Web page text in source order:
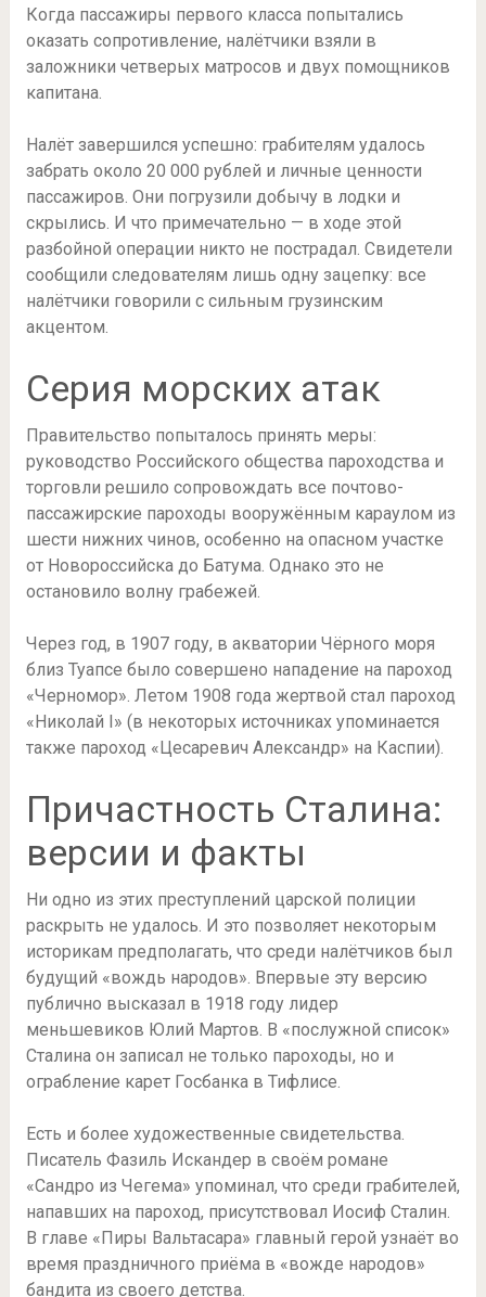
Когда пассажиры первого класса попытались
оказать сопротивление, налётчики взяли в
заложники четверых матросов и двух помощников
капитана.
Налёт завершился успешно: грабителям удалось
забрать около 20 000 рублей и личные ценности
пассажиров. Они погрузили добычу в лодки и
скрылись. И что примечательно — в ходе этой
разбойной операции никто не пострадал. Свидетели
сообщили следователям лишь одну зацепку: все
налётчики говорили с сильным грузинским
акцентом.
Серия морских атак
Правительство попыталось принять меры:
руководство Российского общества пароходства и
торговли решило сопровождать все почтово-
пассажирские пароходы вооружённым караулом из
шести нижних чинов, особенно на опасном участке
от Новороссийска до Батума. Однако это не
остановило волну грабежей.
Через год, в 1907 году, в акватории Чёрного моря
близ Туапсе было совершено нападение на пароход
«Черномор». Летом 1908 года жертвой стал пароход
«Николай I» (в некоторых источниках упоминается
также пароход «Цесаревич Александр» на Каспии).
Причастность Сталина:
версии и факты
Ни одно из этих преступлений царской полиции
раскрыть не удалось. И это позволяет некоторым
историкам предполагать, что среди налётчиков был
будущий «вождь народов». Впервые эту версию
публично высказал в 1918 году лидер
меньшевиков Юлий Мартов. В «послужной список»
Сталина он записал не только пароходы, но и
ограбление карет Госбанка в Тифлисе.
Есть и более художественные свидетельства.
Писатель Фазиль Искандер в своём романе
«Сандро из Чегема» упоминал, что среди грабителей,
напавших на пароход, присутствовал Иосиф Сталин.
В главе «Пиры Вальтасара» главный герой узнаёт во
время праздничного приёма в «вожде народов»
бандита из своего детства.